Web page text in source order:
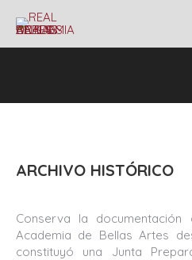
ARCHIVO HISTÓRICO
Conserva la
Academia de Bellas Artes
constituyó una Junta